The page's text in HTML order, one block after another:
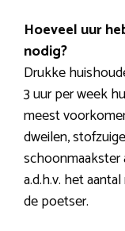
Hoeveel uur
nodig?
Drukke
3 uur per week
meest
dweilen,
schoonmaakster
a.d.h.v. het
de poetser.